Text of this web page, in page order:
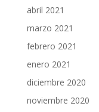
abril 2021
marzo 2021
febrero 2021
enero 2021
diciembre 2020
noviembre 2020